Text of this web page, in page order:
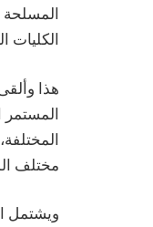
الكليات
هذا
المستمر
مختلف